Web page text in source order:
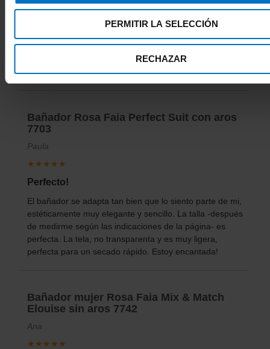
PERMITIR LA SELECCIÓN
RECHAZAR
Bañdor
Perfecto para natacion
Muy bien de los mejores que he tenido en talla 95H o
95I
Bañador Rosa Faia Perfect Suit con aros
7703
Paula
★★★★★
Perfecto!
El bañador se adapta tan bien que lo siento parte de mi,
estéticamente muy elegante y sencillo. La talla -después
de medirme según las indicaciones de la página- es
perfecta. La tela, no transparenta y es muy ligera,
perfecta para un secado rápido. Estoy encantada!
Bañador mujer Rosa Faia Mix & Match
Elouise sin aros 7742
Ana
★★★★★